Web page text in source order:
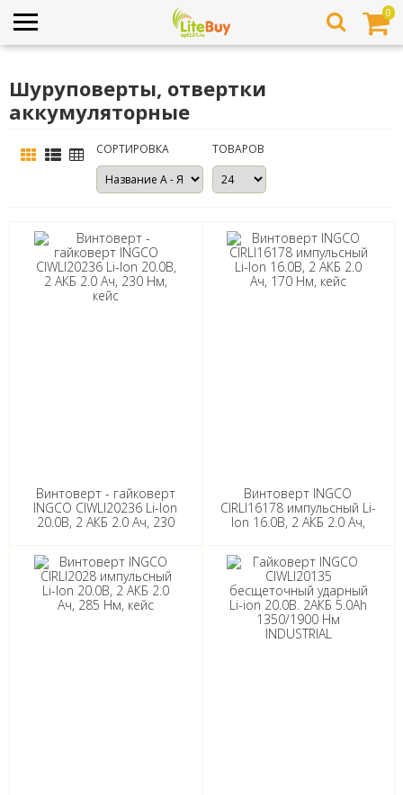
0
Шуруповерты, отвертки
аккумуляторные
СОРТИРОВКА ТОВАРОВ
Винтоверт - гайковерт
INGCO CIWLI20236 Li-lon
20.0В, 2 АКБ 2.0 Ач, 230
Винтоверт INGCO
CIRLI16178 импульсный Li-
lon 16.0В, 2 АКБ 2.0 Ач,